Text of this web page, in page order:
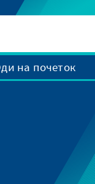
на почеток